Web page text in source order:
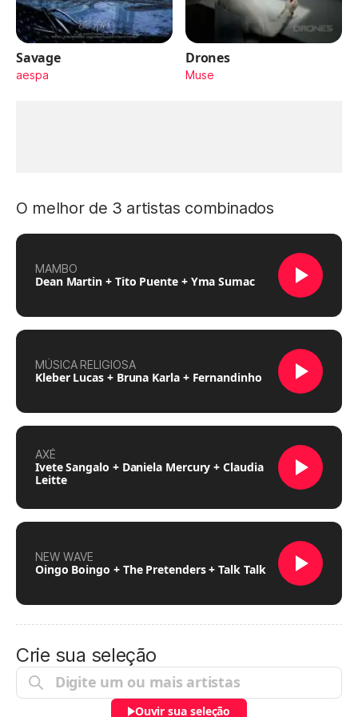
Savage
aespa
Drones
Muse
O melhor de 3 artistas combinados
MAMBO
Dean Martin + Tito Puente + Yma Sumac
MÚSICA RELIGIOSA
Kleber Lucas + Bruna Karla + Fernandinho
AXÉ
Ivete Sangalo + Daniela Mercury + Claudia
Leitte
NEW WAVE
Oingo Boingo + The Pretenders + Talk Talk
Crie sua seleção
Ouvir sua seleção